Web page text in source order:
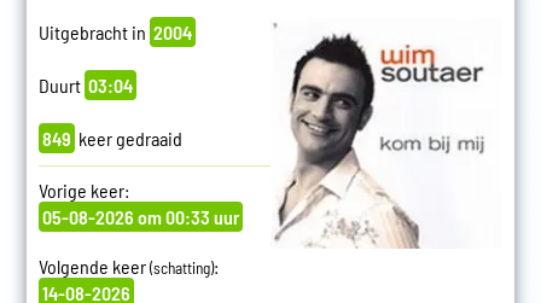
Uitgebracht in 2004
Duurt 03:04
849 keer gedraaid
Vorige keer:
05-08-2026 om 00:33 uur
Volgende keer(schatting):
14-08-2026